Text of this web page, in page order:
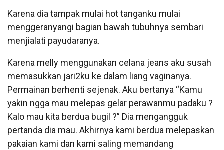
Karena dia tampak mulai hot tanganku mulai
menggeranyangi bagian bawah tubuhnya sembari
menjialati payudaranya.
Karena melly menggunakan celana jeans aku susah
memasukkan jari2ku ke dalam liang vaginanya.
Permainan berhenti sejenak. Aku bertanya “Kamu
yakin ngga mau melepas gelar perawanmu padaku ?
Kalo mau kita berdua bugil ?” Dia mengangguk
pertanda dia mau. Akhirnya kami berdua melepaskan
pakaian kami dan kami saling memandang